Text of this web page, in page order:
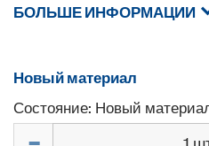
БОЛЬШЕ ИНФОРМАЦИИ
Новый материал
Состояние: Новый